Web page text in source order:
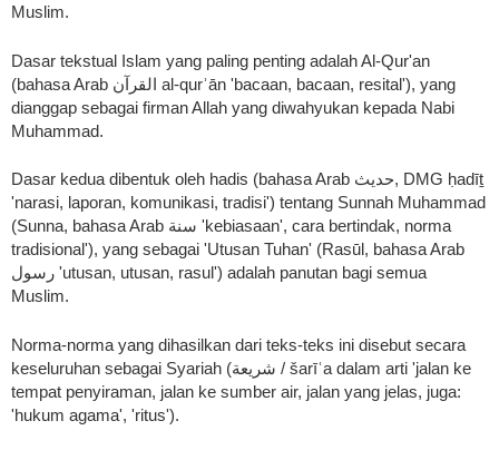
Muslim.
Dasar tekstual Islam yang paling penting adalah Al-Qur'an
(bahasa Arab القرآن al-qurʾān 'bacaan, bacaan, resital'), yang
dianggap sebagai firman Allah yang diwahyukan kepada Nabi
Muhammad.
Dasar kedua dibentuk oleh hadis (bahasa Arab حديث, DMG ḥadīṯ
'narasi, laporan, komunikasi, tradisi') tentang Sunnah Muhammad
(Sunna, bahasa Arab سنة 'kebiasaan', cara bertindak, norma
tradisional'), yang sebagai 'Utusan Tuhan' (Rasūl, bahasa Arab
رسول 'utusan, utusan, rasul') adalah panutan bagi semua
Muslim.
Norma-norma yang dihasilkan dari teks-teks ini disebut secara
keseluruhan sebagai Syariah (شريعة / šarīʿa dalam arti 'jalan ke
tempat penyiraman, jalan ke sumber air, jalan yang jelas, juga:
'hukum agama', 'ritus').